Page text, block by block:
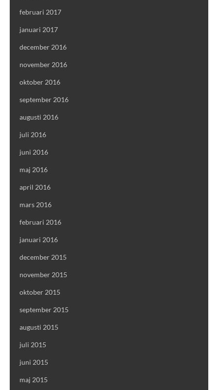
februari 2017
januari 2017
december 2016
november 2016
oktober 2016
september 2016
augusti 2016
juli 2016
juni 2016
maj 2016
april 2016
mars 2016
februari 2016
januari 2016
december 2015
november 2015
oktober 2015
september 2015
augusti 2015
juli 2015
juni 2015
maj 2015